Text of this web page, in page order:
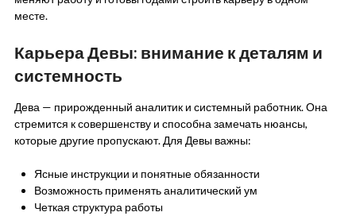
месте.
Карьера Девы: внимание к деталям и
системность
Дева — прирожденный аналитик и системный работник. Она
стремится к совершенству и способна замечать нюансы,
которые другие пропускают. Для Девы важны:
Ясные инструкции и понятные обязанности
Возможность применять аналитический ум
Четкая структура работы